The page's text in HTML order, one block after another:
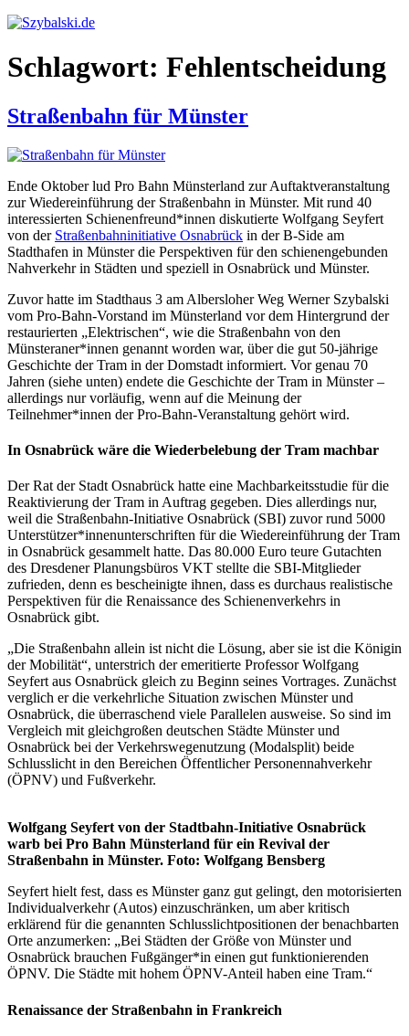
Schlagwort: Fehlentscheidung
Straßenbahn für Münster
Ende Oktober lud Pro Bahn Münsterland zur Auftaktveranstaltung
zur Wiedereinführung der Straßenbahn in Münster. Mit rund 40
interessierten Schienenfreund*innen diskutierte Wolfgang Seyfert
von der Straßenbahninitiative Osnabrück in der B-Side am
Stadthafen in Münster die Perspektiven für den schienengebunden
Nahverkehr in Städten und speziell in Osnabrück und Münster.
Zuvor hatte im Stadthaus 3 am Albersloher Weg Werner Szybalski
vom Pro-Bahn-Vorstand im Münsterland vor dem Hintergrund der
restaurierten „Elektrischen“, wie die Straßenbahn von den
Münsteraner*innen genannt worden war, über die gut 50-jährige
Geschichte der Tram in der Domstadt informiert. Vor genau 70
Jahren (siehe unten) endete die Geschichte der Tram in Münster –
allerdings nur vorläufig, wenn auf die Meinung der
Teilnehmer*innen der Pro-Bahn-Veranstaltung gehört wird.
In Osnabrück wäre die Wiederbelebung der Tram machbar
Der Rat der Stadt Osnabrück hatte eine Machbarkeitsstudie für die
Reaktivierung der Tram in Auftrag gegeben. Dies allerdings nur,
weil die Straßenbahn-Initiative Osnabrück (SBI) zuvor rund 5000
Unterstützer*innenunterschriften für die Wiedereinführung der Tram
in Osnabrück gesammelt hatte. Das 80.000 Euro teure Gutachten
des Dresdener Planungsbüros VKT stellte die SBI-Mitglieder
zufrieden, denn es bescheinigte ihnen, dass es durchaus realistische
Perspektiven für die Renaissance des Schienenverkehrs in
Osnabrück gibt.
„Die Straßenbahn allein ist nicht die Lösung, aber sie ist die Königin
der Mobilität“, unterstrich der emeritierte Professor Wolfgang
Seyfert aus Osnabrück gleich zu Beginn seines Vortrages. Zunächst
verglich er die verkehrliche Situation zwischen Münster und
Osnabrück, die überraschend viele Parallelen ausweise. So sind im
Vergleich mit gleichgroßen deutschen Städte Münster und
Osnabrück bei der Verkehrswegenutzung (Modalsplit) beide
Schlusslicht in den Bereichen Öffentlicher Personennahverkehr
(ÖPNV) und Fußverkehr.
Wolfgang Seyfert von der Stadtbahn-Initiative Osnabrück
warb bei Pro Bahn Münsterland für ein Revival der
Straßenbahn in Münster. Foto: Wolfgang Bensberg
Seyfert hielt fest, dass es Münster ganz gut gelingt, den motorisierten
Individualverkehr (Autos) einzuschränken, um aber kritisch
erklärend für die genannten Schlusslichtpositionen der benachbarten
Orte anzumerken: „Bei Städten der Größe von Münster und
Osnabrück brauchen Fußgänger*in einen gut funktionierenden
ÖPNV. Die Städte mit hohem ÖPNV-Anteil haben eine Tram.“
Renaissance der Straßenbahn in Frankreich